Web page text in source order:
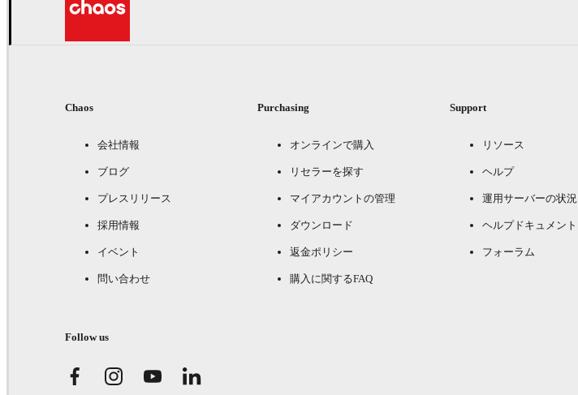
Chaos
会社情報
ブログ
プレスリリース
採用情報
イベント
問い合わせ
Purchasing
オンラインで購入
リセラーを探す
マイアカウントの管理
ダウンロード
返金ポリシー
購入に関するFAQ
Support
リソース
ヘルプ
運用サーバーの状況
ヘルプドキュメント
フォーラム
Follow us